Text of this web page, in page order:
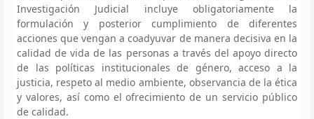
Investigación Judicial incluye obligatoriamente la
formulación y posterior cumplimiento de diferentes
acciones que vengan a coadyuvar de manera decisiva en la
calidad de vida de las personas a través del apoyo directo
de las políticas institucionales de género, acceso a la
justicia, respeto al medio ambiente, observancia de la ética
y valores, así como el ofrecimiento de un servicio público
de calidad.